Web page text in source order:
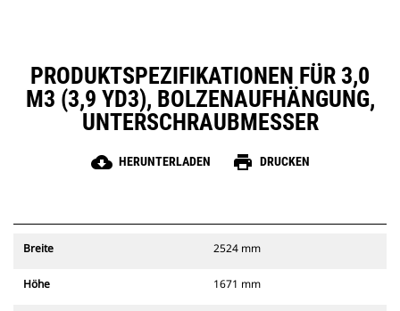
PRODUKTSPEZIFIKATIONEN FÜR 3,0
M3 (3,9 YD3), BOLZENAUFHÄNGUNG,
UNTERSCHRAUBMESSER
cloud_download HERUNTERLADEN print DRUCKEN
Breite 2524 mm
Höhe 1671 mm